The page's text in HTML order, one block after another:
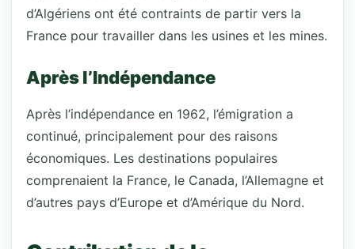
d’Algériens ont été contraints de partir vers la
France pour travailler dans les usines et les mines.
Après l’Indépendance
Après l’indépendance en 1962, l’émigration a
continué, principalement pour des raisons
économiques. Les destinations populaires
comprenaient la France, le Canada, l’Allemagne et
d’autres pays d’Europe et d’Amérique du Nord.